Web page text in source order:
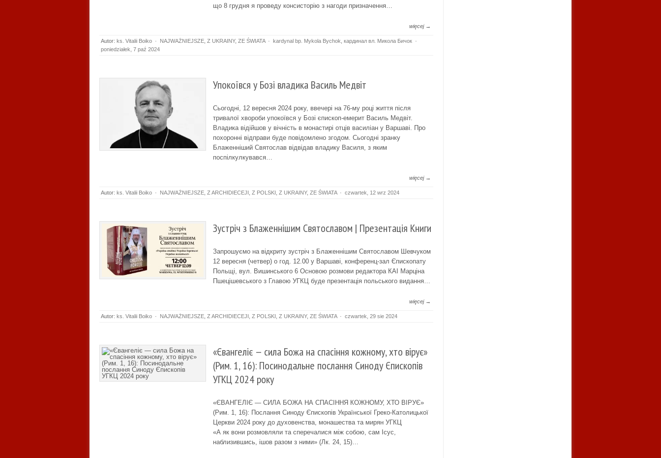
що 8 грудня я проведу консисторію з нагоди призначення…
więcej →
Autor: ks. Vitalii Boiko · NAJWAŻNIEJSZE Z UKRAINY, ZE ŚWIATA · kardynal bp. Mykola Bychok кардинал вл. Микола Бичок ·
poniedziałek, 7 paź 2024
Упокоївся у Бозі владика Василь Медвіт
Сьогодні, 12 вересня 2024 року, ввечері на 76-му році життя після
тривалої хвороби упокоївся у Бозі єпископ-емерит Василь Медвіт.
Владика відійшов у вічність в монастирі отців василіан у Варшаві. Про
похоронні відправи буде повідомлено згодом. Сьогодні зранку
Блаженніший Святослав відвідав владику Василя, з яким
поспілкулкувався…
więcej →
Autor: ks. Vitalii Boiko · NAJWAŻNIEJSZE Z ARCHIDIECEJI Z POLSKI Z UKRAINY, ZE ŚWIATA · czwartek, 12 wrz 2024
Зустріч з Блаженнішим Святославом | Презентація Книги
Запрошуємо на відкриту зустріч з Блаженнішим Святославом Шевчуком
12 вересня (четвер) о год. 12.00 у Варшаві, конференц-зал Єпископату
Польщі, вул. Вишинського 6 Основою розмови редактора КАІ Марціна
Пшецішевського з Главою УГКЦ буде презентація польського видання…
więcej →
Autor: ks. Vitalii Boiko · NAJWAŻNIEJSZE Z ARCHIDIECEJI Z POLSKI Z UKRAINY, ZE ŚWIATA · czwartek, 29 sie 2024
«Євангеліє — сила Божа на спасіння кожному, хто вірує»
(Рим. 1, 16): Посинодальне послання Синоду Єпископів
УГКЦ 2024 року
«ЄВАНГЕЛІЄ — СИЛА БОЖА НА СПАСІННЯ КОЖНОМУ, ХТО ВІРУЄ»
(Рим. 1, 16): Послання Синоду Єпископів Української Греко-Католицької
Церкви 2024 року до духовенства, монашества та мирян УГКЦ
«А як вони розмовляли та сперечалися між собою, сам Iсус,
наблизившись, ішов разом з ними» (Лк. 24, 15)…